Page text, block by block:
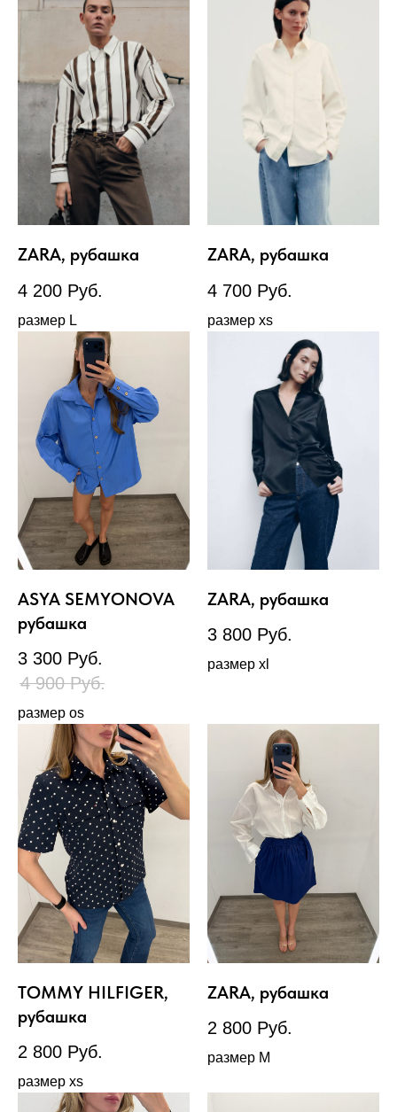
ZARA, рубашка
4 200 Руб.
размер L
ZARA, рубашка
4 700 Руб.
размер xs
ASYA SEMYONOVA
рубашка
3 300 Руб.
4 900 Руб.
размер os
ZARA, рубашка
3 800 Руб.
размер xl
TOMMY HILFIGER,
рубашка
2 800 Руб.
размер xs
ZARA, рубашка
2 800 Руб.
размер М